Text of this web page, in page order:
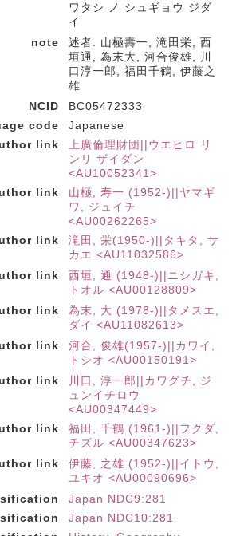
ワタシ ノ シュギョウ ジダ
イ
note
述者: 山極壽一, 滝田栄, 西
垣通, 為末大, 河合俊雄, 川
口淳一郎, 福田千鶴, 伊藤之
雄
NCID
BC05472333
code
Japanese
link
上廣倫理財団||ウエヒロ リ
ンリ ザイダン
<AU10052341>
link
山極, 寿一 (1952-)||ヤマギ
ワ, ジュイチ
<AU00262265>
link
滝田, 栄(1950-)||タキタ, サ
カエ <AU11032586>
link
西垣, 通 (1948-)||ニシガキ,
トオル <AU00128809>
link
為末, 大 (1978-)||タメスエ,
ダイ <AU11082613>
link
河合, 俊雄(1957-)||カワイ,
トシオ <AU00150191>
link
川口, 淳一郎||カワグチ, ジ
ュンイチロウ
<AU00347449>
link
福田, 千鶴 (1961-)||フクダ,
チズル <AU00347623>
link
伊藤, 之雄 (1952-)||イトウ,
ユキオ <AU00090696>
Japan NDC9:281
Japan NDC10:281